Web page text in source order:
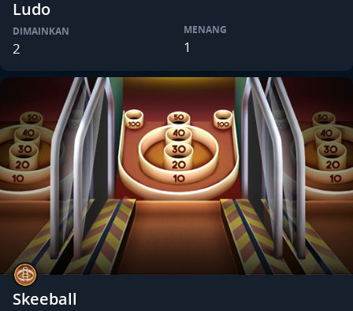
Ludo
DIMAINKAN
2
MENANG
1
Skeeball